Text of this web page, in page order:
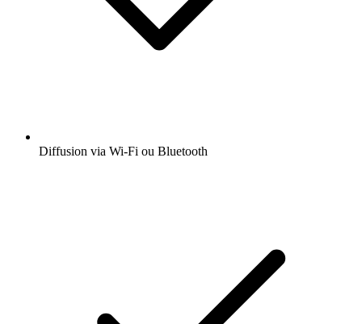
Diffusion via Wi-Fi ou Bluetooth